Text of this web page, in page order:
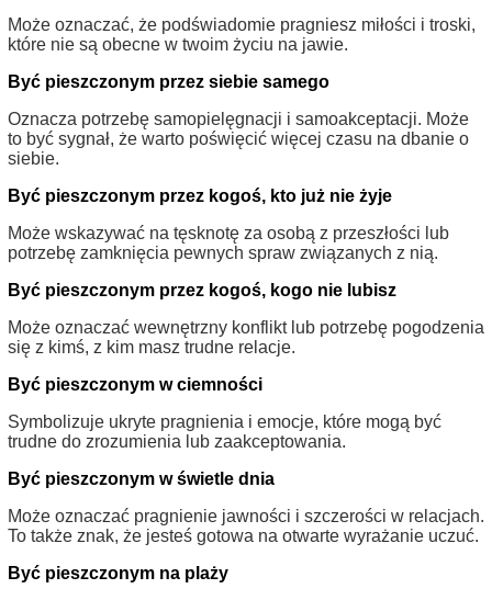
Może oznaczać, że podświadomie pragniesz miłości i troski,
które nie są obecne w twoim życiu na jawie.
Być pieszczonym przez siebie samego
Oznacza potrzebę samopielęgnacji i samoakceptacji. Może
to być sygnał, że warto poświęcić więcej czasu na dbanie o
siebie.
Być pieszczonym przez kogoś, kto już nie żyje
Może wskazywać na tęsknotę za osobą z przeszłości lub
potrzebę zamknięcia pewnych spraw związanych z nią.
Być pieszczonym przez kogoś, kogo nie lubisz
Może oznaczać wewnętrzny konflikt lub potrzebę pogodzenia
się z kimś, z kim masz trudne relacje.
Być pieszczonym w ciemności
Symbolizuje ukryte pragnienia i emocje, które mogą być
trudne do zrozumienia lub zaakceptowania.
Być pieszczonym w świetle dnia
Może oznaczać pragnienie jawności i szczerości w relacjach.
To także znak, że jesteś gotowa na otwarte wyrażanie uczuć.
Być pieszczonym na plaży